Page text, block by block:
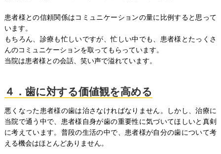
患者様との信頼関係はコミュニケーションの量に比例すると思って
います。
もちろん、診療も忙しいですが、忙しい中でも、患者様とたっくさ
んのコミュニケーションを取ってもらっています。
当院は患者様との会話、笑い声で溢れています。
４．歯に対する価値観を高める
悪くなった患者様の歯は治さなければなりません。しかし、治療に
当院で通う中で、患者様自身が歯の重要性に気づいてほしいと真剣
に考えています。普段の生活の中で、患者様が自分の歯について考
える機会はほとんどありません。